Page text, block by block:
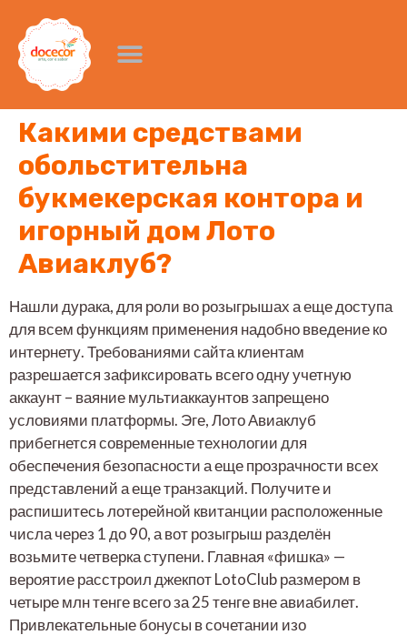
Какими средствами
обольстительна
букмекерская контора и
игорный дом Лото
Авиаклуб?
Нашли дурака, для роли во розыгрышах а еще доступа
для всем функциям применения надобно введение ко
интернету. Требованиями сайта клиентам
разрешается зафиксировать всего одну учетную
аккаунт – ваяние мультиаккаунтов запрещено
условиями платформы. Эге, Лото Авиаклуб
прибегнется современные технологии для
обеспечения безопасности а еще прозрачности всех
представлений а еще транзакций. Получите и
распишитесь лотерейной квитанции расположенные
числа через 1 до 90, а вот розыгрыш разделён
возьмите четверка ступени. Главная «фишка» —
вероятие расстроил джекпот LotoClub размером в
четыре млн тенге всего за 25 тенге вне авиабилет.
Привлекательные бонусы в сочетании изо